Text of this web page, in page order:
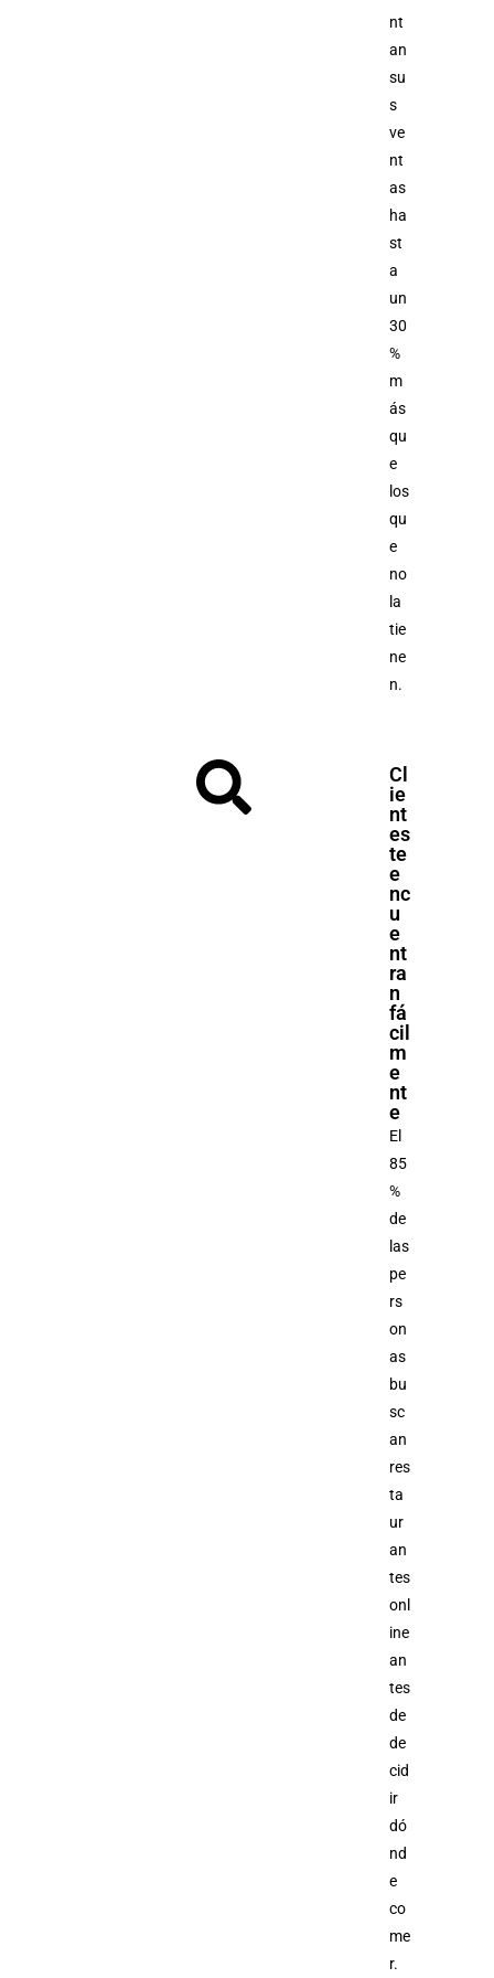
nt
an
su
s
ve
nt
as
ha
st
a
un
30
%
m
ás
qu
e
los
qu
e
no
la
tie
ne
n.
Cl
ie
nt
es
te
e
nc
u
e
nt
ra
n
fá
cil
m
e
nt
e
El
85
%
de
las
pe
rs
on
as
bu
sc
an
res
ta
ur
an
tes
onl
ine
an
tes
de
de
cid
ir
dó
nd
e
co
me
r.